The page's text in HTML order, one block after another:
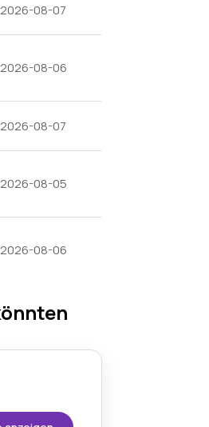
2026-08-07
2026-08-06
2026-08-07
2026-08-05
2026-08-06